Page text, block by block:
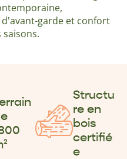
garde et confort
Structu
re en
bois
certifié
e